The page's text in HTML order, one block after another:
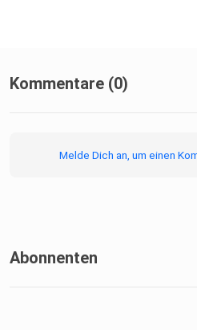
Kommentare (0)
Melde Dich an, um einen
Abonnenten